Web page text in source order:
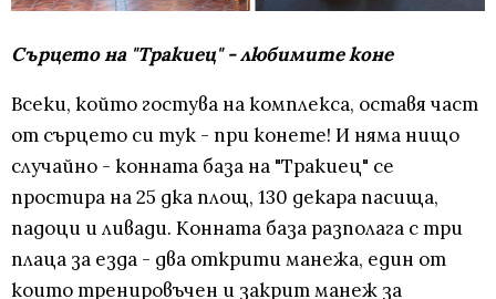
Сърцето на "Тракиец" - любимите коне
Всеки, който гостува на комплекса, оставя част
от сърцето си тук - при конете! И няма нищо
случайно - конната база на "Тракиец" се
простира на 25 дка площ, 130 декара пасища,
падоци и ливади. Конната база разполага с три
плаца за езда - два открити манежа, един от
които тренировъчен и закрит манеж за